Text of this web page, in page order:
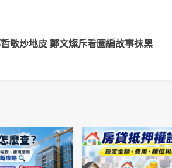
敏炒地皮 鄭文燦斥看圖編故事抹黑